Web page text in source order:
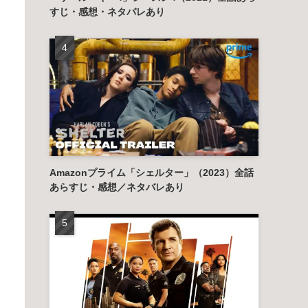
すじ・感想・ネタバレあり
Amazonプライム「シェルター」（2023）全話
あらすじ・感想／ネタバレあり